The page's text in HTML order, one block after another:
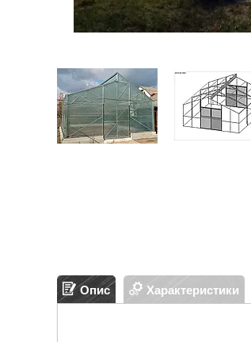
Опис Характеристики